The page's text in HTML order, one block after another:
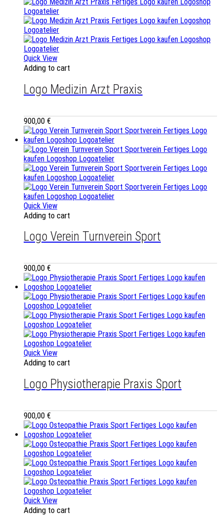
Quick View
Adding to cart
Logo Medizin Arzt Praxis
900,00 €
Quick View
Adding to cart
Logo Verein Turnverein Sport
900,00 €
Quick View
Adding to cart
Logo Physiotherapie Praxis Sport
900,00 €
Quick View
Adding to cart